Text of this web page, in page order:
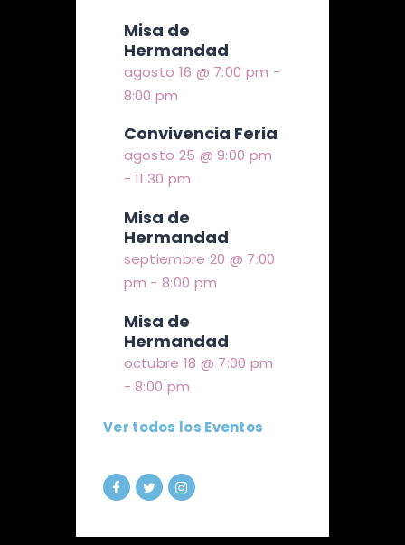
Misa de
Hermandad
agosto 16 @ 7:00 pm -
8:00 pm
Convivencia Feria
agosto 25 @ 9:00 pm
-11:30 pm
Misa de
Hermandad
septiembre 20 @ 7:00
pm -8:00 pm
Misa de
Hermandad
octubre 18 @ 7:00 pm
-8:00 pm
Ver todos los Eventos